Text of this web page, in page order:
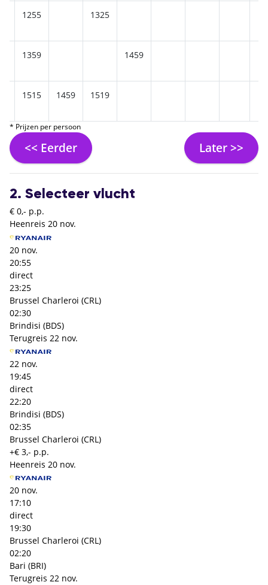
1255 1325
1359 1459
1515 1459 1519
* Prijzen per persoon
<< Eerder Later >>
2. Selecteer vlucht
€ 0,- p.p.
Heenreis 20 nov.
20 nov.
20:55
direct
23:25
Brussel Charleroi (CRL)
02:30
Brindisi (BDS)
Terugreis 22 nov.
22 nov.
19:45
direct
22:20
Brindisi (BDS)
02:35
Brussel Charleroi (CRL)
+€ 3,- p.p.
Heenreis 20 nov.
20 nov.
17:10
direct
19:30
Brussel Charleroi (CRL)
02:20
Bari (BRI)
Terugreis 22 nov.